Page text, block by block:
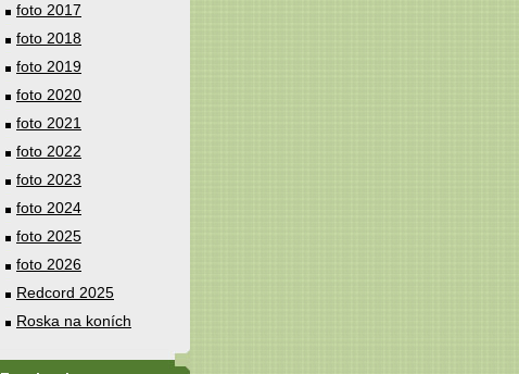
foto 2017
foto 2018
foto 2019
foto 2020
foto 2021
foto 2022
foto 2023
foto 2024
foto 2025
foto 2026
Redcord 2025
Roska na koních